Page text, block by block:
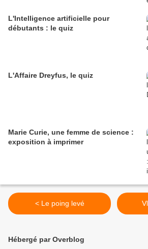
L'Intelligence artificielle pour
débutants : le quiz
L'Affaire Dreyfus, le quiz
Marie Curie, une femme de science :
exposition à imprimer
< Le poing levé
Hébergé par Overblog